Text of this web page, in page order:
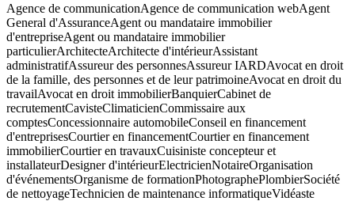
Agence de communicationAgence de communication webAgent
General d'AssuranceAgent ou mandataire immobilier
d'entrepriseAgent ou mandataire immobilier
particulierArchitecteArchitecte d'intérieurAssistant
administratifAssureur des personnesAssureur IARDAvocat en droit
de la famille, des personnes et de leur patrimoineAvocat en droit du
travailAvocat en droit immobilierBanquierCabinet de
recrutementCavisteClimaticienCommissaire aux
comptesConcessionnaire automobileConseil en financement
d'entreprisesCourtier en financementCourtier en financement
immobilierCourtier en travauxCuisiniste concepteur et
installateurDesigner d'intérieurElectricienNotaireOrganisation
d'événementsOrganisme de formationPhotographePlombierSociété
de nettoyageTechnicien de maintenance informatiqueVidéaste